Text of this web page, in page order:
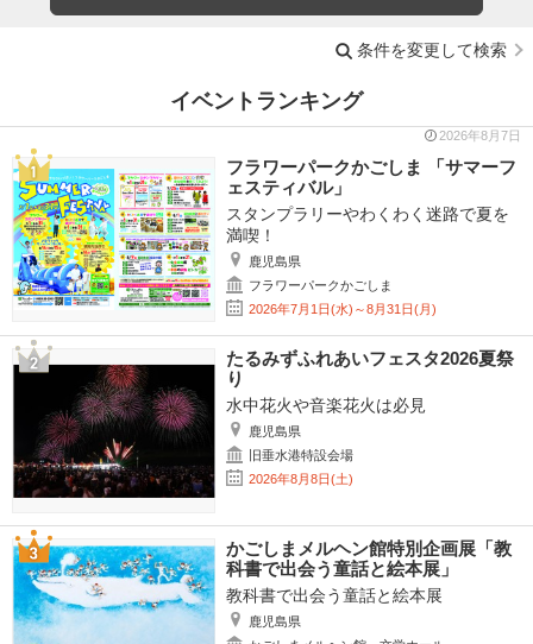
条件を変更して検索
イベントランキング
2026年8月7日
フラワーパークかごしま 「サマーフ
ェスティバル」
スタンプラリーやわくわく迷路で夏を
満喫！
鹿児島県
フラワーパークかごしま
2026年7月1日(水)～8月31日(月)
たるみずふれあいフェスタ2026夏祭
り
水中花火や音楽花火は必見
鹿児島県
旧垂水港特設会場
2026年8月8日(土)
かごしまメルヘン館特別企画展「教
科書で出会う童話と絵本展」
教科書で出会う童話と絵本展
鹿児島県